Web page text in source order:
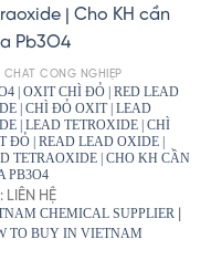
CHẤT CÔNG NGHIỆP
| OXIT CHÌ ĐỎ | RED LEAD
| CHÌ ĐỎ OXIT | LEAD
| LEAD TETROXIDE | CHÌ
ĐỎ | READ LEAD OXIDE |
TETRAOXIDE | CHO KH CẦN
PB3O4
LIÊN HỆ
CHEMICAL SUPPLIER|
TO BUY IN VIETNAM